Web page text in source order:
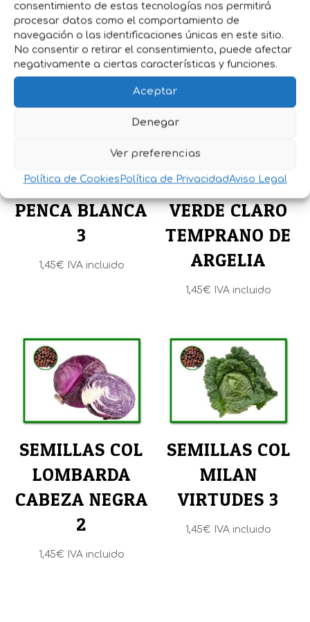
consentimiento de estas tecnologías nos permitirá
procesar datos como el comportamiento de
navegación o las identificaciones únicas en este sitio.
No consentir o retirar el consentimiento, puede afectar
negativamente a ciertas características y funciones.
Aceptar
Denegar
Ver preferencias
Política de Cookies Política de PrivacidadAviso Legal
Productos relacionados
SEMILLAS
ACELGA VERDE
PENCA BLANCA
3
1,45€ IVA incluido
SEMILLAS
CALABACIN
VERDE CLARO
TEMPRANO DE
ARGELIA
1,45€ IVA incluido
SEMILLAS COL
LOMBARDA
CABEZA NEGRA
2
1,45€ IVA incluido
SEMILLAS COL
MILAN
VIRTUDES 3
1,45€ IVA incluido